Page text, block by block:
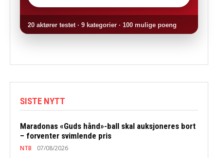
20 aktører testet · 9 kategorier · 100 mulige poeng
SISTE NYTT
Maradonas «Guds hånd»-ball skal auksjoneres bort
– forventer svimlende pris
NTB 07/08/2026